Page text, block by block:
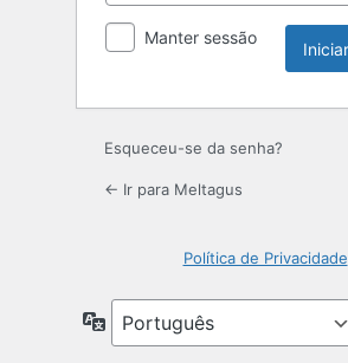
Manter sessão
Esqueceu-se da senha?
← Ir para Meltagus
Política de Privacidade
Idioma